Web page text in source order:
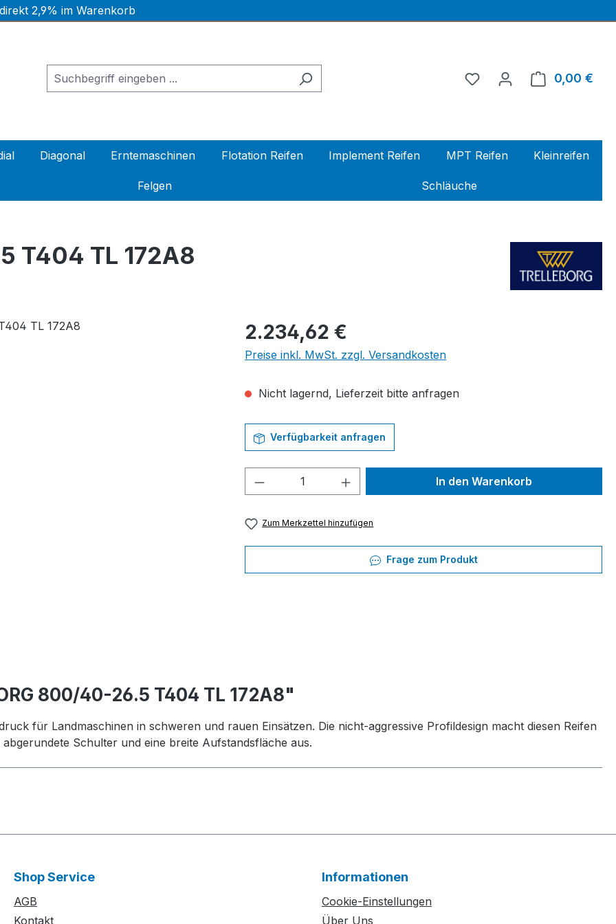
2,9% im Warenkorb
0,00 €
Diagonal Erntemaschinen Flotation Reifen Implement Reifen MPT Reifen Kleinreifen
Felgen Schläuche
T404 TL 172A8
Regulärer Preis:
2.234,62 €
Preise inkl. MwSt. zzgl. Versandkosten
Nicht lagernd, Lieferzeit bitte anfragen
Verfügbarkeit anfragen
Produkt Anzahl: Gib den gewünschten Wert
In den Warenkorb
Zum Merkzettel hinzufügen
Frage zum Produkt
800/40-26.5 T404 TL 172A8"
für Landmaschinen in schweren und rauen Einsätzen. Die nicht-aggressive Profildesign macht diesen Reifen
Schulter und eine breite Aufstandsfläche aus.
Shop Service
AGB
Kontakt
Informationen
Cookie-Einstellungen
Über Uns